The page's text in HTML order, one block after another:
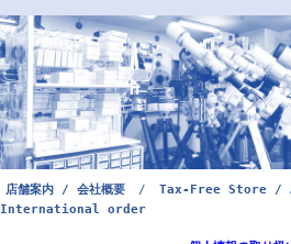
店舗案内 / 会社概要 /
Tax-Free Store /
International order